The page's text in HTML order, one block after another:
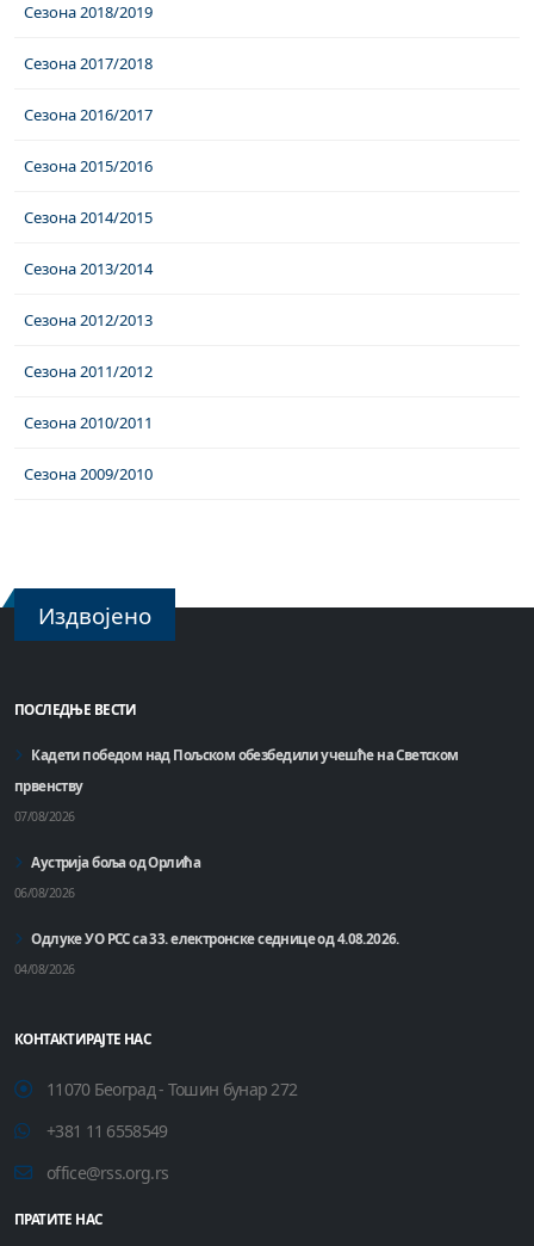
Сезона 2018/2019
Сезона 2017/2018
Сезона 2016/2017
Сезона 2015/2016
Сезона 2014/2015
Сезона 2013/2014
Сезона 2012/2013
Сезона 2011/2012
Сезона 2010/2011
Сезона 2009/2010
Издвојено
ПОСЛЕДЊЕ ВЕСТИ
Кадети победом над Пољском обезбедили учешће на Светском
првенству
07/08/2026
Аустрија боља од Орлића
06/08/2026
Одлуке УО РСС са 33. електронске седнице од 4.08.2026.
04/08/2026
КОНТАКТИРАЈТЕ НАС
11070 Београд - Тошин бунар 272
+381 11 6558549
office@rss.org.rs
ПРАТИТЕ НАС